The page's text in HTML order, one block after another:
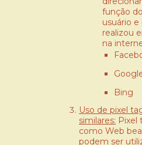
função
usuário
realizou
na
Bing
Uso de pixel
similares: Pixel
como Web
podem ser